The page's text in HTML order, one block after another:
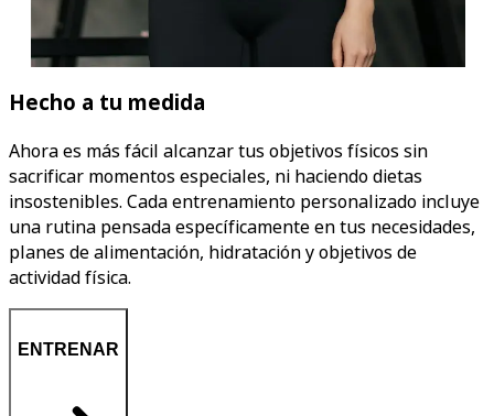
Hecho a tu medida
Ahora es más fácil alcanzar tus objetivos físicos sin
sacrificar momentos especiales, ni haciendo dietas
insostenibles. Cada entrenamiento personalizado incluye
una rutina pensada específicamente en tus necesidades,
planes de alimentación, hidratación y objetivos de
actividad física.
ENTRENAR